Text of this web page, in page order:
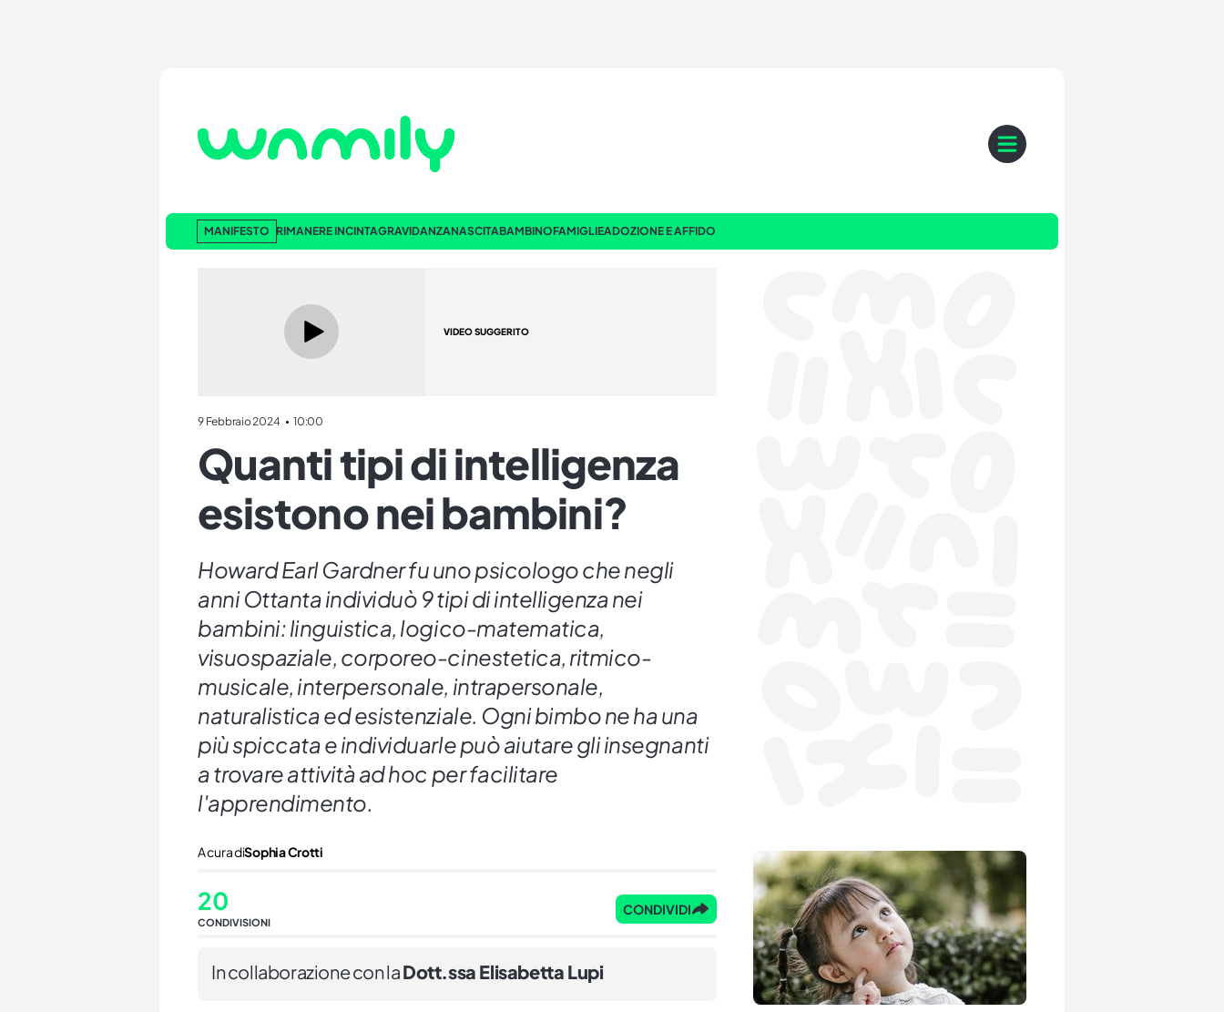
MANIFESTO RIMANERE INCINTAGRAVIDANZANASCITABAMBINOFAMIGLIEADOZIONE E AFFIDO
VIDEO SUGGERITO
9 Febbraio 2024 10:00
Quanti tipi di intelligenza
esistono nei bambini?
Howard Earl Gardner fu uno psicologo che negli
anni Ottanta individuò 9 tipi di intelligenza nei
bambini: linguistica, logico-matematica,
visuospaziale, corporeo-cinestetica, ritmico-
musicale, interpersonale, intrapersonale,
naturalistica ed esistenziale. Ogni bimbo ne ha una
più spiccata e individuarle può aiutare gli insegnanti
a trovare attività ad hoc per facilitare
l'apprendimento.
A cura diSophia Crotti
20
CONDIVISIONI
CONDIVIDI
In collaborazione con laDott.ssa Elisabetta Lupi